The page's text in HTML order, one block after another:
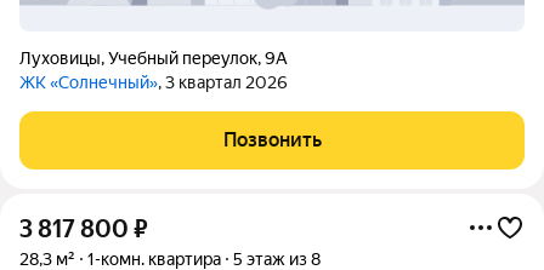
Луховицы,Учебный переулок,9А
ЖК «Солнечный», 3 квартал 2026
Позвонить
3 817 800 ₽
28,3 м² 1-комн. квартира 5 этаж из 8